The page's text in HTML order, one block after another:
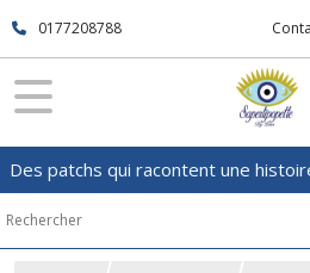
0177208788
Des patchs qui racontent une